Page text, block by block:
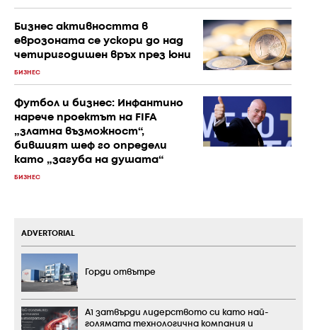
Бизнес активността в
еврозоната се ускори до над
четиригодишен връх през юни
БИЗНЕС
Футбол и бизнес: Инфантино
нарече проектът на FIFA
„златна възможност“,
бившият шеф го определи
като „загуба на душата“
БИЗНЕС
ADVERTORIAL
Горди отвътре
А1 затвърди лидерството си като най-
голямата технологична компания и